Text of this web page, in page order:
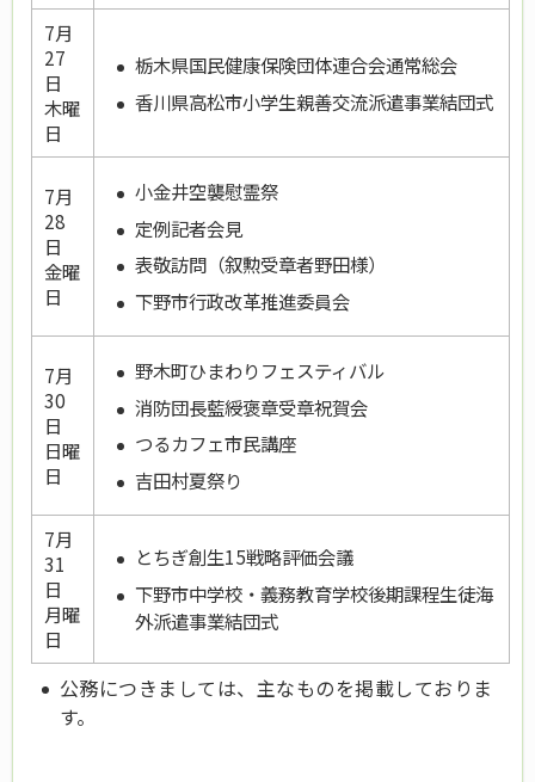
7月
27
日
木曜
日
栃木県国民健康保険団体連合会通常総会
香川県高松市小学生親善交流派遣事業結団式
7月
28
日
金曜
日
小金井空襲慰霊祭
定例記者会見
表敬訪問（叙勲受章者野田様）
下野市行政改革推進委員会
7月
30
日
日曜
日
野木町ひまわりフェスティバル
消防団長藍綬褒章受章祝賀会
つるカフェ市民講座
吉田村夏祭り
7月
31
日
月曜
日
とちぎ創生15戦略評価会議
下野市中学校・義務教育学校後期課程生徒海
外派遣事業結団式
公務につきましては、主なものを掲載しておりま
す。